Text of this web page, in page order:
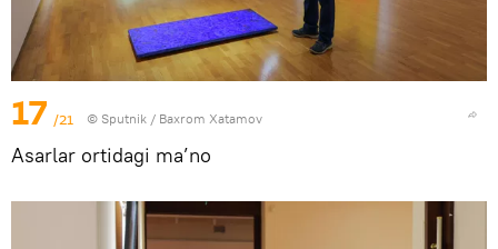
17 /21 © Sputnik / Baxrom Xatamov
Asarlar ortidagi ma’no